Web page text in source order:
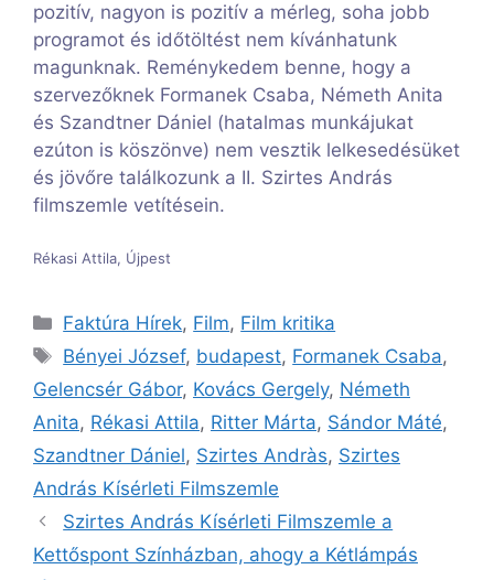
pozitív, nagyon is pozitív a mérleg, soha jobb
programot és időtöltést nem kívánhatunk
magunknak. Reménykedem benne, hogy a
szervezőknek Formanek Csaba, Németh Anita
és Szandtner Dániel (hatalmas munkájukat
ezúton is köszönve) nem vesztik lelkesedésüket
és jövőre találkozunk a II. Szirtes András
filmszemle vetítésein.
Rékasi Attila, Újpest
Kategória
Faktúra Hírek, Film, Film kritika
Címkék
Bényei József, budapest, Formanek Csaba,
Gelencsér Gábor, Kovács Gergely, Németh
Anita, Rékasi Attila, Ritter Márta, Sándor Máté,
Szandtner Dániel, Szirtes Andràs, Szirtes
András Kísérleti Filmszemle
Szirtes András Kísérleti Filmszemle a
Kettőspont Színházban, ahogy a Kétlámpás